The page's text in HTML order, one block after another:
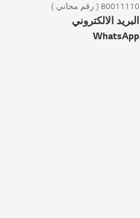
80011110 ( رقم مجاني )
البريد الالكتروني
WhatsApp